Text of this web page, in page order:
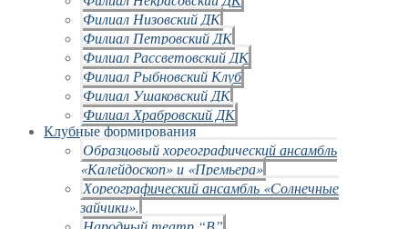
Филиал Низовский ДК
Филиал Петровский ДК
Филиал Рассветовский ДК
Филиал Рыбновский Клуб
Филиал Ушаковский ДК
Филиал Храбровский ДК
Клубные формирования
Образцовый хореографический ансамбль
«Калейдоскоп» и «Премьера»
Хореографический ансамбль «Солнечные
зайчики».